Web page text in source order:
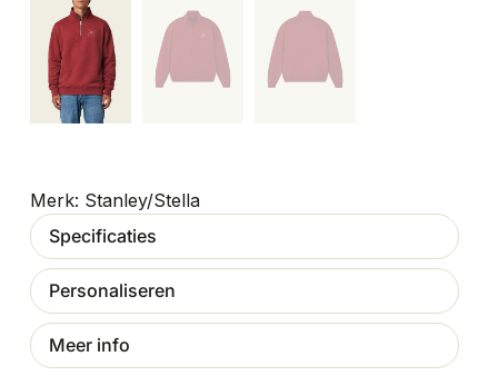
Stanley/Stella
Specificaties
Personaliseren
Meer info